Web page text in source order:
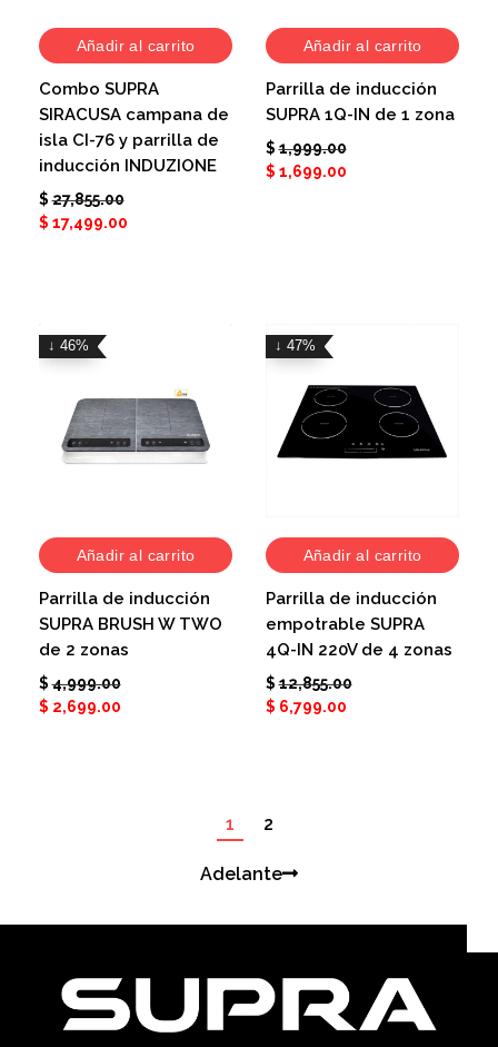
Añadir al carrito
Combo SUPRA
SIRACUSA campana de
isla CI-76 y parrilla de
inducción INDUZIONE
$ 27,855.00
$ 17,499.00
Añadir al carrito
Parrilla de inducción
SUPRA 1Q-IN de 1 zona
$ 1,999.00
$ 1,699.00
↓ 46%
Añadir al carrito
Parrilla de inducción
SUPRA BRUSH W TWO
de 2 zonas
$ 4,999.00
$ 2,699.00
↓ 47%
Añadir al carrito
Parrilla de inducción
empotrable SUPRA
4Q-IN 220V de 4 zonas
$ 12,855.00
$ 6,799.00
1 2
Adelante